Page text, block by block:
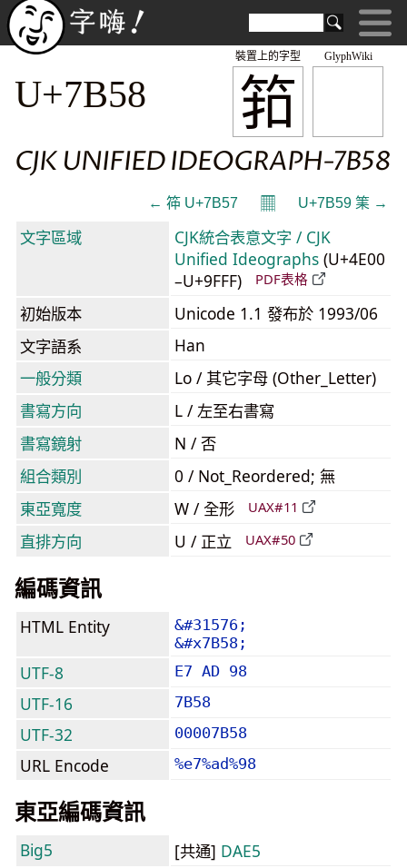
GlyphWiki
筘
裝置上的字型
U+7B58
CJK UNIFIED IDEOGRAPH-7B58
← 筗 U+7B57 𝄜 U+7B59 筙 →
文字區域
CJK統合表意文字 / CJK
Unified Ideographs (U+4E00
–U+9FFF)
PDF表格
初始版本
Unicode 1.1 發布於 1993/06
文字語系
Han
一般分類
Lo / 其它字母 (Other_Letter)
書寫方向
L / 左至右書寫
書寫鏡射
N / 否
組合類別
0 / Not_Reordered; 無
東亞寬度
W / 全形 UAX#11
直排方向 U / 正立 UAX#50
編碼資訊
HTML Entity
&#31576;
&#x7B58;
UTF-8 E7 AD 98
UTF-16 7B58
UTF-32 00007B58
URL Encode %e7%ad%98
東亞編碼資訊
Big5 [共通] DAE5